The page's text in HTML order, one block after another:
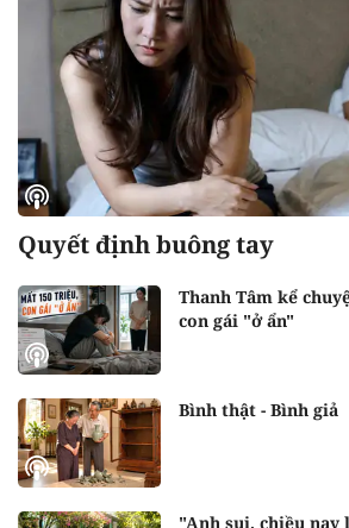
Quyết định buông tay
Thanh Tâm kể
con gái "ở ẩn"
Bình thật - Bình giả
"Anh sui, chiều nay